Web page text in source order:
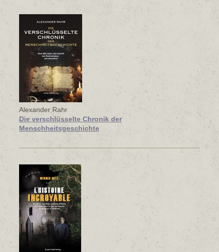
Alexander Rahr
Die verschlüsselte Chronik der
Menschheitsgeschichte